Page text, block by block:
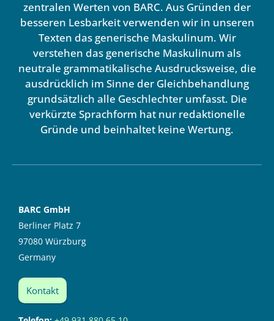
zentralen Werten von BARC. Aus Gründen der
besseren Lesbarkeit verwenden wir in unseren
Texten das generische Maskulinum. Wir
verstehen das generische Maskulinum als
neutrale grammatikalische Ausdrucksweise, die
ausdrücklich im Sinne der Gleichbehandlung
grundsätzlich alle Geschlechter umfasst. Die
verkürzte Sprachform hat nur redaktionelle
Gründe und beinhaltet keine Wertung.
BARC GmbH
Berliner Platz 7
97080 Würzburg
Germany
Kontakt